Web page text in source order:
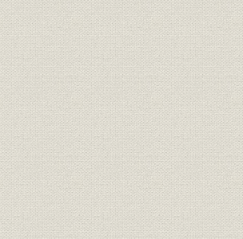
第3節 加速度センサー開発と市場開発
第4節 BASE社とのSiVSG共同開発
第5節 SiVSGの小型化開発
第6節 応用製品の取組み
第7節 デバイス開発
第8節 センサネットワーク事業
第7章 研究、開発、創事業